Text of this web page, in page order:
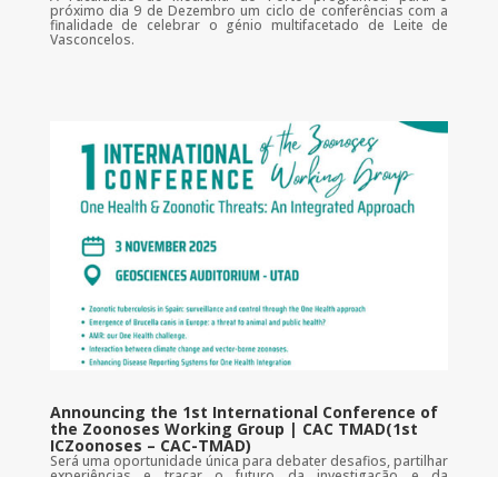
próximo dia 9 de Dezembro um ciclo de conferências com a
finalidade de celebrar o génio multifacetado de Leite de
Vasconcelos.
Announcing the 1st International Conference of
the Zoonoses Working Group | CAC TMAD(1st
ICZoonoses – CAC-TMAD)
Será uma oportunidade única para debater desafios, partilhar